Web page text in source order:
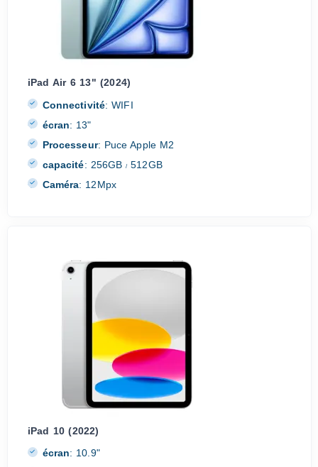
iPad Air 6 13" (2024)
Connectivité: WIFI
écran: 13"
Processeur: Puce Apple M2
capacité: 256GB/ 512GB
Caméra: 12Mpx
iPad 10 (2022)
écran: 10.9"